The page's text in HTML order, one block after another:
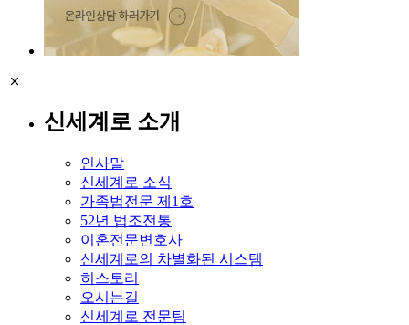
신세계로 소개
인사말
신세계로 소식
가족법전문 제1호
52년 법조전통
이혼전문변호사
신세계로의 차별화된 시스템
히스토리
오시는길
신세계로 전문팀